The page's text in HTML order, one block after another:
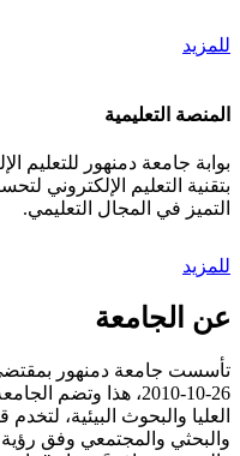
للمزيد
المنصة التعليمية
بوابة جامعة دمنهور للتعليم
بتقنية التعليم الإلكتروني
التميز في المجال التعليمي.
للمزيد
عن الجامعة
العليا والبحوث البيئية،
والبحثي والمجتمعي وفق رؤية